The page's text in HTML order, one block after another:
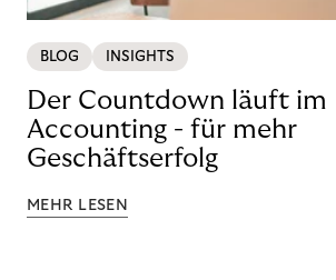
BLOG INSIGHTS
Der Countdown läuft im
Accounting - für mehr
Geschäftserfolg
MEHR LESEN